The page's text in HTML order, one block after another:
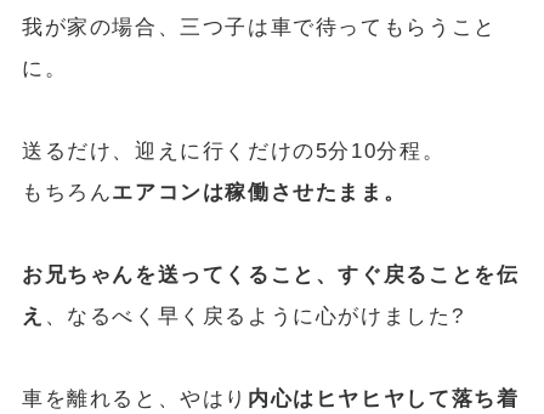
我が家の場合、三つ子は車で待ってもらうこと
に。
送るだけ、迎えに行くだけの5分10分程。
もちろんエアコンは稼働させたまま。
お兄ちゃんを送ってくること、すぐ戻ることを伝
え 、なるべく早く戻るように心がけました?
車を離れると、やはり 内心はヒヤヒヤして落ち着